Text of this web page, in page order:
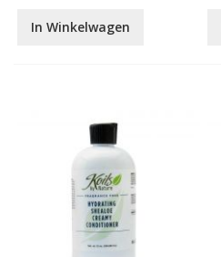
In Winkelwagen